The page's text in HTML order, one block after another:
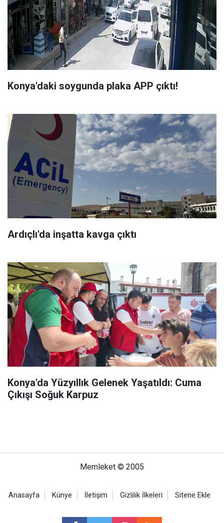
Konya'daki soygunda plaka APP çıktı!
Ardıçlı'da inşatta kavga çıktı
Konya'da Yüzyıllık Gelenek Yaşatıldı: Cuma
Çıkışı Soğuk Karpuz
Memleket © 2005
Anasayfa Künye İletişim Gizlilik İlkeleri Sitene Ekle